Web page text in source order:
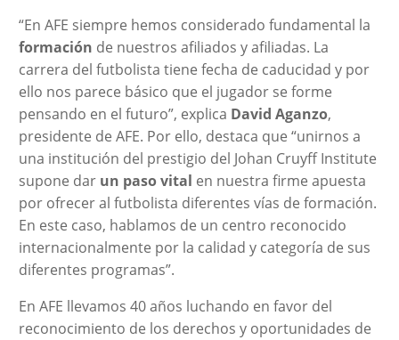
“En AFE siempre hemos considerado fundamental la
formación de nuestros afiliados y afiliadas. La
carrera del futbolista tiene fecha de caducidad y por
ello nos parece básico que el jugador se forme
pensando en el futuro”, explica David Aganzo,
presidente de AFE. Por ello, destaca que “unirnos a
una institución del prestigio del Johan Cruyff Institute
supone dar un paso vital en nuestra firme apuesta
por ofrecer al futbolista diferentes vías de formación.
En este caso, hablamos de un centro reconocido
internacionalmente por la calidad y categoría de sus
diferentes programas”.
En AFE llevamos 40 años luchando en favor del
reconocimiento de los derechos y oportunidades de